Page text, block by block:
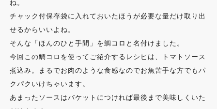
ね。
チャック付保存袋に入れておいたほうが必要な量だけ取り出
せるからいいよね。
そんな「ほんのひと手間」を鯛コロと名付けました。
今回この鯛コロを使ってご紹介するレシピは、トマトソース
煮込み。まるでお肉のような食感なのでお魚苦手な方でもパ
クパクいけちゃいます。
あまったソースはバケットにつければ最後まで美味しくいた